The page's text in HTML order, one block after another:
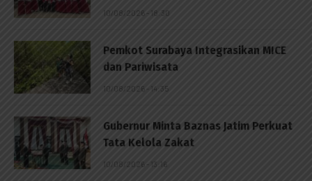
10/08/2026 - 18:30
Pemkot Surabaya Integrasikan MICE
dan Pariwisata
10/08/2026 - 14:35
Gubernur Minta Baznas Jatim Perkuat
Tata Kelola Zakat
10/08/2026 - 13:16